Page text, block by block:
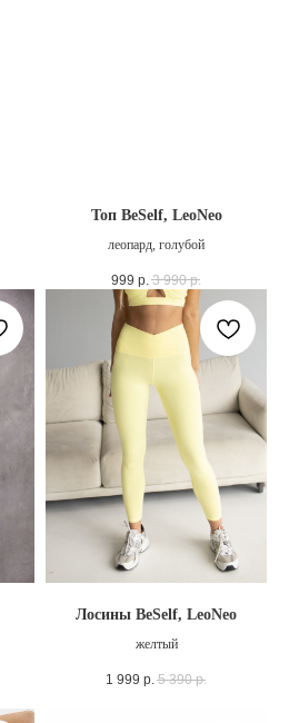
Топ BeSelf, LeoNeo
леопард, голубой
999 р. 3 990 р.
Лосины BeSelf, LeoNeo
желтый
1 999 р. 5 390 р.